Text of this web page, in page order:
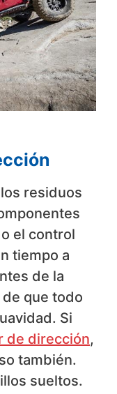
residuos
el control
tiempo a
de la
que todo
Si
de dirección,
también.
sueltos.